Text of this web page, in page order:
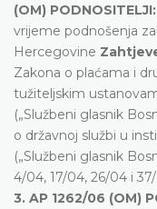
(OM) PODNOSITELJI:
vrijeme podnošenja
Hercegovine
Zakona o plaćama i
tužiteljskim
(„Službeni glasnik
o državnoj službi u
(„Službeni glasnik
4/04, 17/04, 26/04 i
3. AP 1262/06 (OM)